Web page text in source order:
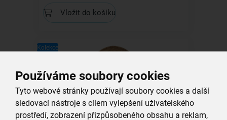
Používáme soubory cookies
Tyto webové stránky používají soubory cookies a další
sledovací nástroje s cílem vylepšení uživatelského
prostředí, zobrazení přizpůsobeného obsahu a reklam,
Vložit do košíku
Kolekce
Servírovací tác MANGO pr. 30 cm